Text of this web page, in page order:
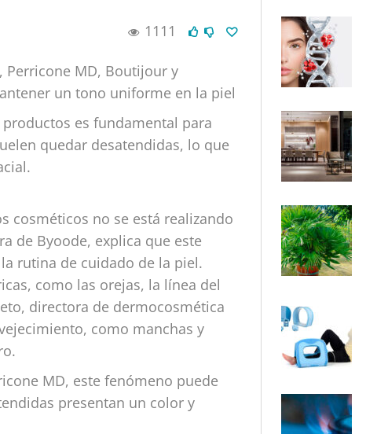
1111
Perricone MD, Boutijour y
un tono uniforme en la piel
es fundamental para
quedar desatendidas, lo que
cosméticos no se está realizando
de Byoode, explica que este
rutina de cuidado de la piel.
como las orejas, la línea del
directora de dermocosmética
como manchas y
MD, este fenómeno puede
presentan un color y